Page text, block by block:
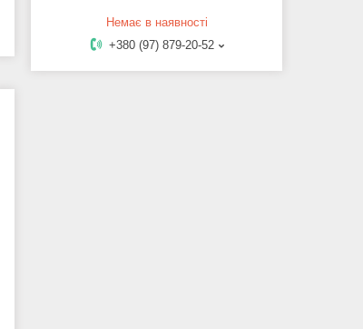
Немає в наявності
+380 (97) 879-20-52